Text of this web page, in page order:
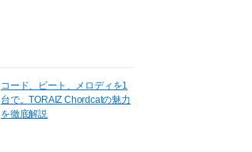
コード、ビート、メロディを1
台で。TORAIZ Chordcatの魅力
を徹底解説